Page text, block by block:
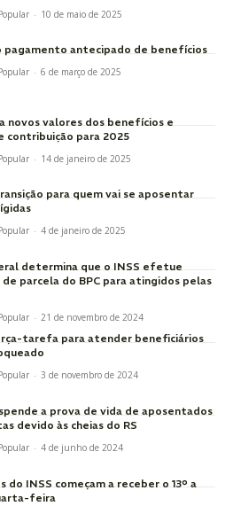
- 10 de maio de 2025
pagamento antecipado de benefícios
- 6 de março de 2025
novos valores dos benefícios e
contribuição para 2025
- 14 de janeiro de 2025
para quem vai se aposentar
- 4 de janeiro de 2025
determina que o INSS efetue
parcela do BPC para atingidos pelas
- 21 de novembro de 2024
tarefa para atender beneficiários
- 3 de novembro de 2024
a prova de vida de aposentados
devido às cheias do RS
- 4 de junho de 2024
do INSS começam a receber o 13º a
feira